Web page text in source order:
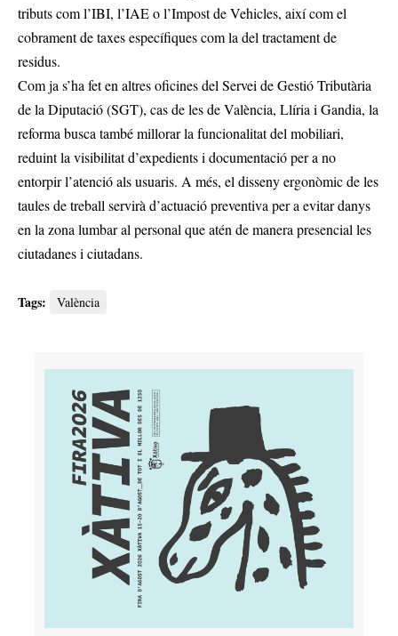
tributs com l’IBI, l’IAE o l’Impost de Vehicles, així com el
cobrament de taxes específiques com la del tractament de
residus.
Com ja s’ha fet en altres oficines del Servei de Gestió Tributària
de la Diputació (SGT), cas de les de València, Llíria i Gandia, la
reforma busca també millorar la funcionalitat del mobiliari,
reduint la visibilitat d’expedients i documentació per a no
entorpir l’atenció als usuaris. A més, el disseny ergonòmic de les
taules de treball servirà d’actuació preventiva per a evitar danys
en la zona lumbar al personal que atén de manera presencial les
ciutadanes i ciutadans.
Tags: València